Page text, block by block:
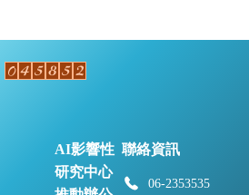
AI影響性
研究中心
聯絡資訊
06-2353535